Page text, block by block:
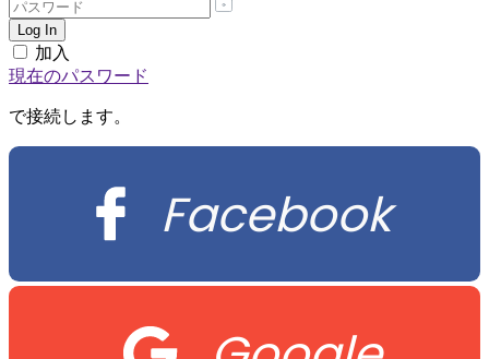
加入
現在のパスワード
で接続します。
Facebook